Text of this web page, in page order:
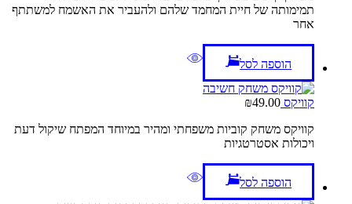
תמימותה של חיית המחמד שלהם ולהעביר את האשמח למשתתף
אחר
הוספה לסל
קוויקס ₪49.00
קוויקס משחק קוביות משפחתי ומהיר במיוחד המפתח שיקול דעת
ויכולות אסטרטגיות
הוספה לסל